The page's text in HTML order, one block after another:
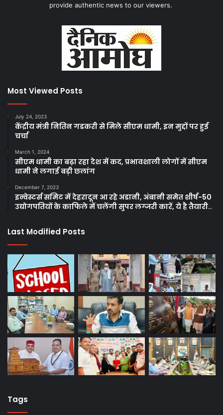
provide authentic news to our viewers.
Most Viewed Posts
July 24, 2023
केंद्रीय मंत्री नितिन गडकरी से मिले सीएम धामी, इन मुद्दों पर हुई
चर्चा
March 1, 2024
सीएम धामी का बढ़ा रहा देश में कद, प्रभावशाली लोगों में सीएम
धामी ने लगाई बड़ी छलांग
December 7, 2023
इन्वेस्टर्स समिट में देहरादून आ रहे अडानी, अंबानी समेत शीर्ष-50
उद्योगपतियों के काफिले में चलेंगी सुपर लग्जरी कारें, ये है तैयारी..
Last Modified Posts
Tags